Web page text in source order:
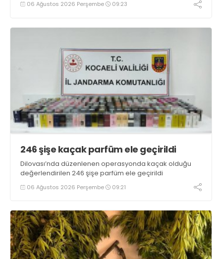
06 Ağustos 2026 Perşembe 09:23
246 şişe kaçak parfüm ele geçirildi
Dilovası’nda düzenlenen operasyonda kaçak olduğu
değerlendirilen 246 şişe parfüm ele geçirildi
06 Ağustos 2026 Perşembe 09:21